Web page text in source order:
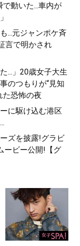
動いた...車内が
...元ジャンポケ斉
言で明かされ
...」20歳女子大生
のつもりが“見知
た恐怖の夜
に駆け込む港区
ズを披露!グラビ
ービー公開!【グ